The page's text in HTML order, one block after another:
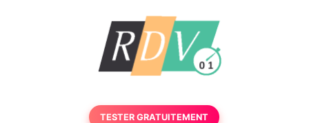
TESTER GRATUITEMENT